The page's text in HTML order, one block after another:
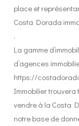
place et
Costa Dorada
.
La gamme
d’agences
https://
Immobilier trouvera
vendre à la Costa
notre base de